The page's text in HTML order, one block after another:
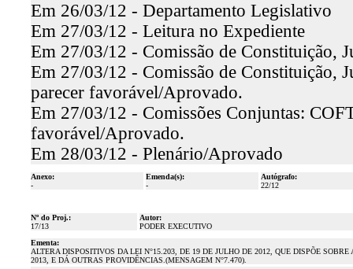
Em 26/03/12 - Departamento Legislativo
Em 27/03/12 - Leitura no Expediente
Em 27/03/12 - Comissão de Constituição,
Em 27/03/12 - Comissão de Constituição,
parecer favorável/Aprovado.
Em 27/03/12 - Comissões Conjuntas:
favorável/Aprovado.
Em 28/03/12 - Plenário/Aprovado
Anexo:
-
Emenda(s):
-
Autógrafo:
22/12
Nº do Proj.:
17/13
Autor:
PODER EXECUTIVO
Ementa:
ALTERA DISPOSITIVOS DA LEI N°15.203, DE 19 DE JULHO DE 2012, QUE DISPÕE
2013, E DÁ OUTRAS PROVIDÊNCIAS.(MENSAGEM N°7.470).